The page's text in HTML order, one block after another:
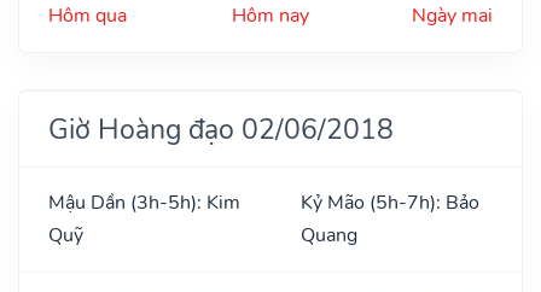
Hôm qua Hôm nay Ngày mai
Giờ Hoàng đạo 02/06/2018
Mậu Dần (3h-5h): Kim
Quỹ
Kỷ Mão (5h-7h): Bảo
Quang